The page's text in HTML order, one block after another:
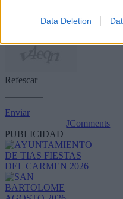
Data Deletion
Refescar
Enviar
JComments
PUBLICIDAD